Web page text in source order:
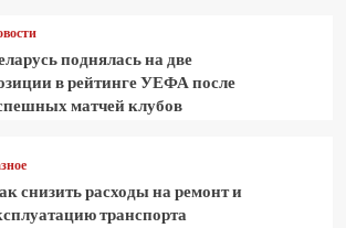
поднялась на две
в рейтинге УЕФА после
матчей клубов
снизить расходы на ремонт и
транспорта